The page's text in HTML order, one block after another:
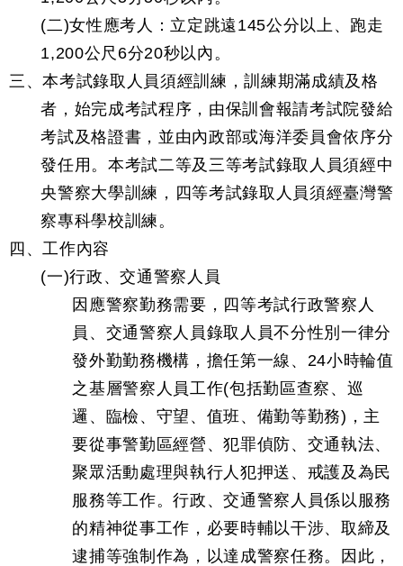
(二)女性應考人：立定跳遠145公分以上、跑走
1,200公尺6分20秒以內。
三、本考試錄取人員須經訓練，訓練期滿成績及格
者，始完成考試程序，由保訓會報請考試院發給
考試及格證書，並由內政部或海洋委員會依序分
發任用。本考試二等及三等考試錄取人員須經中
央警察大學訓練，四等考試錄取人員須經臺灣警
察專科學校訓練。
四、工作內容
(一)行政、交通警察人員
因應警察勤務需要，四等考試行政警察人
員、交通警察人員錄取人員不分性別一律分
發外勤勤務機構，擔任第一線、24小時輪值
之基層警察人員工作(包括勤區查察、巡
邏、臨檢、守望、值班、備勤等勤務)，主
要從事警勤區經營、犯罪偵防、交通執法、
聚眾活動處理與執行人犯押送、戒護及為民
服務等工作。行政、交通警察人員係以服務
的精神從事工作，必要時輔以干涉、取締及
逮捕等強制作為，以達成警察任務。因此，